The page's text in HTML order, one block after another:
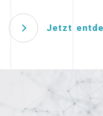
Jetzt